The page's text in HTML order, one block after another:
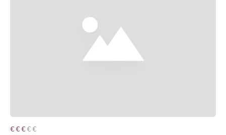
€ € € € €
€ € €